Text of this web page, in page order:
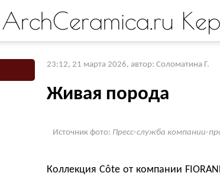
ArchCeramica.ru
23:12, 21 марта 2026, автор: Соломатина Г.
Живая порода
Источник фото: Пресс-служба компании-
Коллекция Côte от компании